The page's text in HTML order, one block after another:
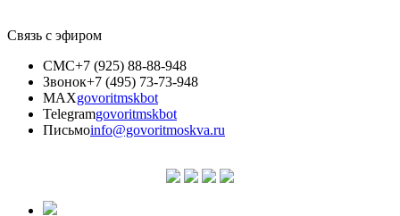
Связь с эфиром
СМС+7 (925) 88-88-948
Звонок+7 (495) 73-73-948
MAXgovoritmskbot
Telegramgovoritmskbot
Письмоinfo@govoritmoskva.ru